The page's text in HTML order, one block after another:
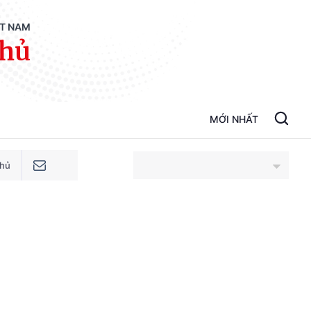
NAM
MỚI NHẤT